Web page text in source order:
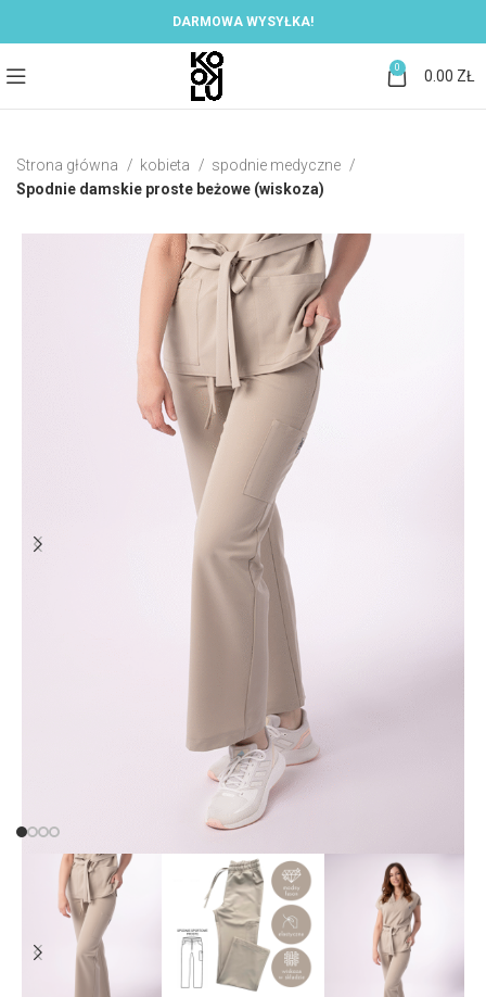
DARMOWA WYSYŁKA!
0 0.00 ZŁ
Strona główna kobieta
spodnie medyczne
Spodnie damskie proste beżowe (wiskoza)